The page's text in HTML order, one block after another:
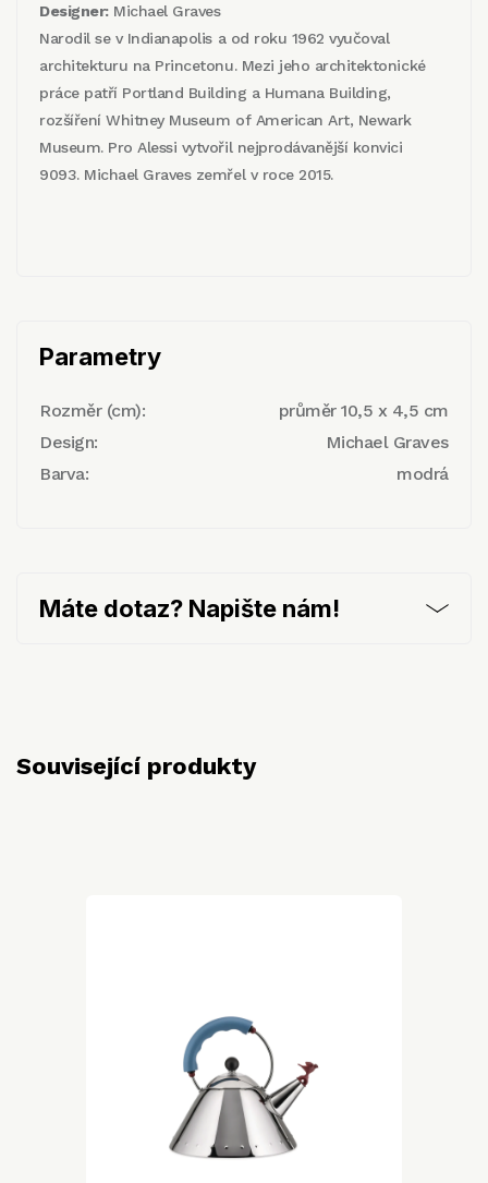
Designer:Michael Graves
Narodil se v Indianapolis a od roku 1962 vyučoval
architekturu na Princetonu. Mezi jeho architektonické
práce patří Portland Building a Humana Building,
rozšíření Whitney Museum of American Art, Newark
Museum. Pro Alessi vytvořil nejprodávanější konvici
9093. Michael Graves zemřel v roce 2015.
Parametry
Rozměr (cm):
průměr 10,5 x 4,5 cm
Design:
Michael Graves
Barva:
modrá
Máte dotaz? Napište nám!
Související produkty